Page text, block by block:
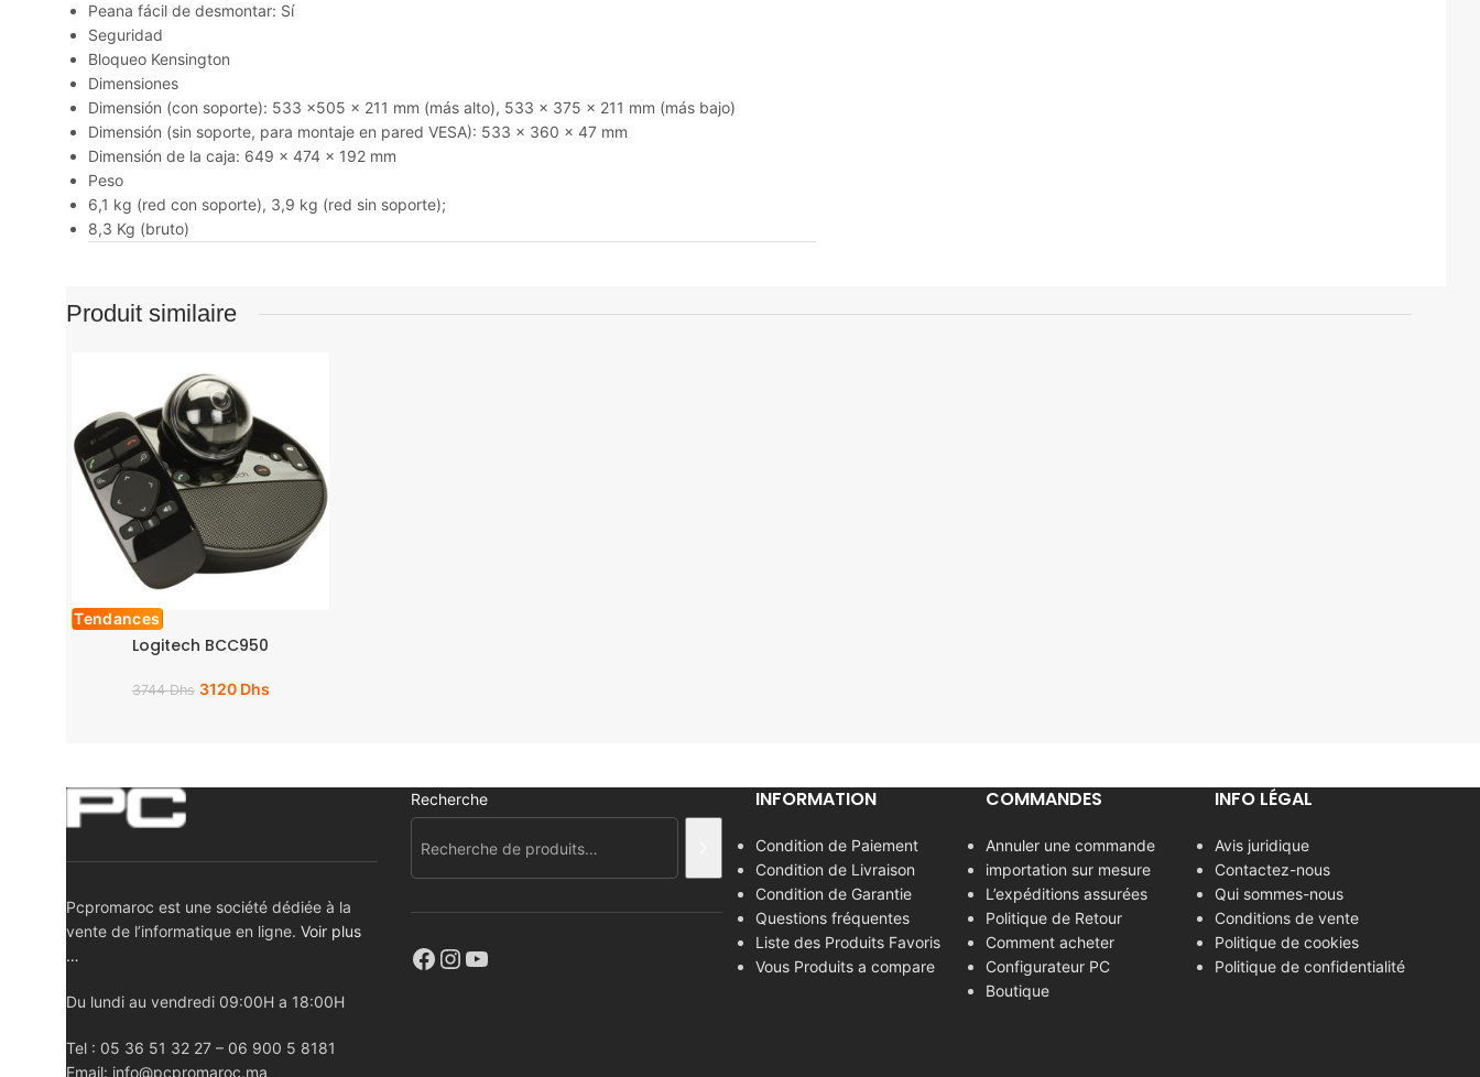
Peana fácil de desmontar: Sí
Seguridad
Bloqueo Kensington
Dimensiones
Dimensión (con soporte): 533 x505 x 211 mm (más alto), 533 x 375 x 211 mm (más bajo)
Dimensión (sin soporte, para montaje en pared VESA): 533 x 360 x 47 mm
Dimensión de la caja: 649 x 474 x 192 mm
Peso
6,1 kg (red con soporte), 3,9 kg (red sin soporte);
8,3 Kg (bruto)
Produit similaire
Tendances
Logitech BCC950
3744Dhs 3120 Dhs
Pcpromaroc est une société dédiée à la
vente de l’informatique en ligne. Voir plus
…
Du lundi au vendredi 09:00H a 18:00H
Tel : 05 36 51 32 27 – 06 900 5 8181
Email: info@pcpromaroc.ma
Recherche INFORMATION
Condition de Paiement
Condition de Livraison
Condition de Garantie
Questions fréquentes
Liste des Produits Favoris
Vous Produits a compare
COMMANDES
Annuler une commande
importation sur mesure
L’expéditions assurées
Politique de Retour
Comment acheter
Configurateur PC
Boutique
INFO LÉGAL
Avis juridique
Contactez-nous
Qui sommes-nous
Conditions de vente
Politique de cookies
Politique de confidentialité